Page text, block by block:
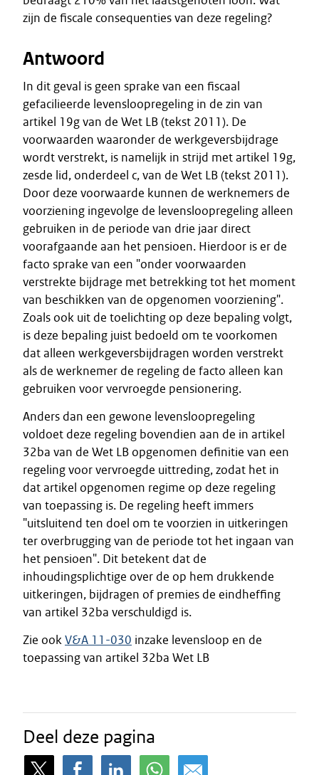
zijn de fiscale consequenties van deze regeling?
Antwoord
In dit geval is geen sprake van een fiscaal
gefacilieerde levensloopregeling in de zin van
artikel 19g van de Wet LB (tekst 2011). De
voorwaarden waaronder de werkgeversbijdrage
wordt verstrekt, is namelijk in strijd met artikel 19g,
zesde lid, onderdeel c, van de Wet LB (tekst 2011).
Door deze voorwaarde kunnen de werknemers de
voorziening ingevolge de levensloopregeling alleen
gebruiken in de periode van drie jaar direct
voorafgaande aan het pensioen. Hierdoor is er de
facto sprake van een "onder voorwaarden
verstrekte bijdrage met betrekking tot het moment
van beschikken van de opgenomen voorziening".
Zoals ook uit de toelichting op deze bepaling volgt,
is deze bepaling juist bedoeld om te voorkomen
dat alleen werkgeversbijdragen worden verstrekt
als de werknemer de regeling de facto alleen kan
gebruiken voor vervroegde pensionering.
Anders dan een gewone levensloopregeling
voldoet deze regeling bovendien aan de in artikel
32ba van de Wet LB opgenomen definitie van een
regeling voor vervroegde uittreding, zodat het in
dat artikel opgenomen regime op deze regeling
van toepassing is. De regeling heeft immers
"uitsluitend ten doel om te voorzien in uitkeringen
ter overbrugging van de periode tot het ingaan van
het pensioen". Dit betekent dat de
inhoudingsplichtige over de op hem drukkende
uitkeringen, bijdragen of premies de eindheffing
van artikel 32ba verschuldigd is.
Zie ookV&A 11-030 inzake levensloop en de
toepassing van artikel 32ba Wet LB
Deel deze pagina